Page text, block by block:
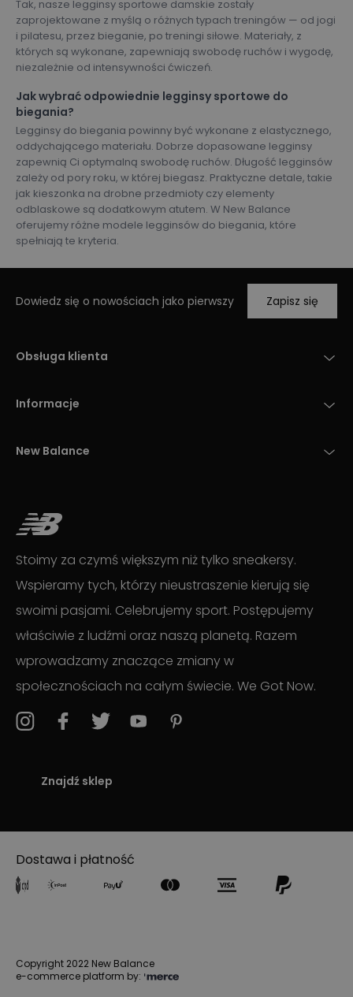
Tak, nasze legginsy sportowe damskie zostały
zaprojektowane z myślą o różnych typach treningów — od jogi
i pilatesu, przez bieganie, po treningi siłowe. Materiały, z
których są wykonane, zapewniają swobodę ruchów i wygodę,
niezależnie od intensywności ćwiczeń.
Jak wybrać odpowiednie legginsy sportowe do
biegania?
Legginsy do biegania powinny być wykonane z elastycznego,
oddychającego materiału. Dobrze dopasowane legginsy
zapewnią Ci optymalną swobodę ruchów. Długość legginsów
zależy od pory roku, w której biegasz. Praktyczne detale, takie
jak kieszonka na drobne przedmioty czy elementy
odblaskowe są dodatkowym atutem. W New Balance
oferujemy różne modele legginsów do biegania, które
spełniają te kryteria.
Dowiedz się o nowościach jako pierwszy Zapisz się
Obsługa klienta
Informacje
New Balance
Stoimy za czymś większym niż tylko sneakersy.
Wspieramy tych, którzy nieustraszenie kierują się
swoimi pasjami. Celebrujemy sport. Postępujemy
właściwie z ludźmi oraz naszą planetą. Razem
wprowadzamy znaczące zmiany w
społecznościach na całym świecie. We Got Now.
Znajdź sklep
Dostawa i płatność
Copyright 2022 New Balance
e-commerce platform by: